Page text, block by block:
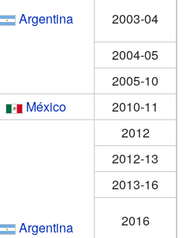
Argentina
2003-04
2004-05
2005-10
México
2010-11
Argentina
2012
2012-13
2013-16
2016